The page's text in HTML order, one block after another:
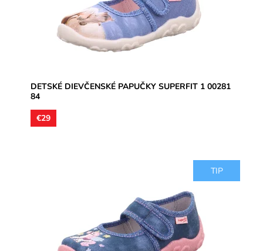
Skladom
Superfit
2 roky
DETSKÉ DIEVČENSKÉ PAPUČKY SUPERFIT 1 00281
84
€29
TIP
Dievčenské papučky, materiál textil, perforované
podrážky prevzdušnia chodidlo, model detskej obuvi je
Skladom
Superfit
2 roky